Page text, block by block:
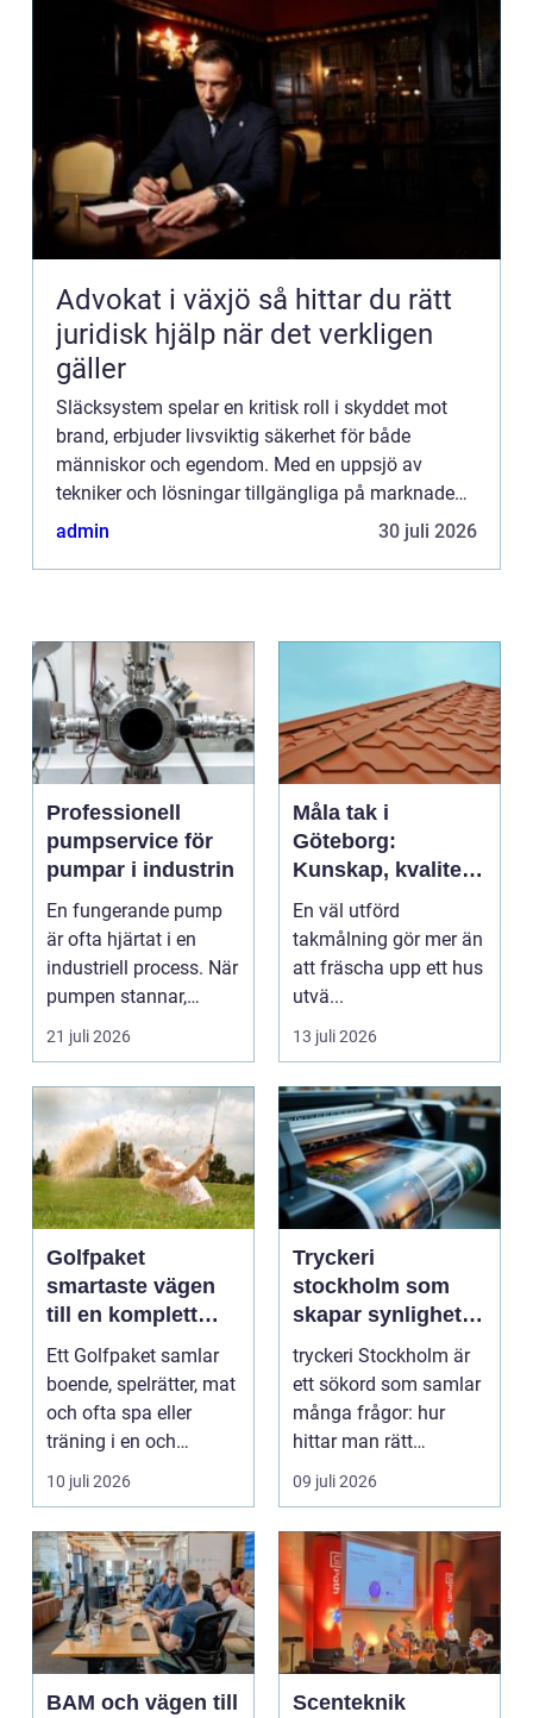
Advokat i växjö så hittar du rätt
juridisk hjälp när det verkligen
gäller
Släcksystem spelar en kritisk roll i skyddet mot
brand, erbjuder livsviktig säkerhet för både
människor och egendom. Med en uppsjö av
tekniker och lösningar tillgängliga på marknaden
är det viktigt ...
admin 30 juli 2026
Professionell
pumpservice för
pumpar i industrin
En fungerande pump
är ofta hjärtat i en
industriell process. När
pumpen stannar,
stan...
21 juli 2026
Måla tak i
Göteborg:
Kunskap, kvalitet
och långsiktigt
skydd vid
takmålning i
Göteborg
En väl utförd
takmålning gör mer än
att fräscha upp ett hus
utvä...
13 juli 2026
Golfpaket
smartaste vägen
till en komplett
golfupplevelse
Ett Golfpaket samlar
boende, spelrätter, mat
och ofta spa eller
träning i en och
samma bokning. För ...
10 juli 2026
Tryckeri
stockholm som
skapar synlighet
och förtroende
tryckeri Stockholm är
ett sökord som samlar
många frågor: hur
hittar man rätt
leverantör, vad skilje...
09 juli 2026
BAM och vägen till
Scenteknik